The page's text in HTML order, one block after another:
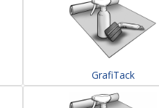
GrafiTack